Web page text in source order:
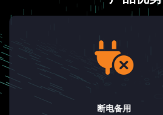
断电备用